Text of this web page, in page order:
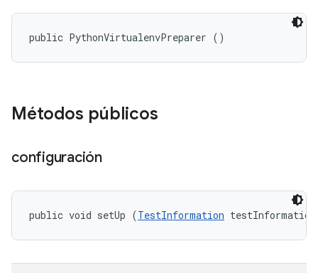
public PythonVirtualenvPreparer ()
Métodos públicos
configuración
public void setUp (TestInformation